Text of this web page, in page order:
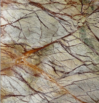
ΠΡΟΪΟΝΤΑ
ΕΡΓΑ
ΕΦΑΡΜΟΓΕΣ